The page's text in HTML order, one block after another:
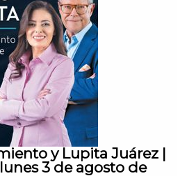
y Lupita Juárez |
3 de agosto de